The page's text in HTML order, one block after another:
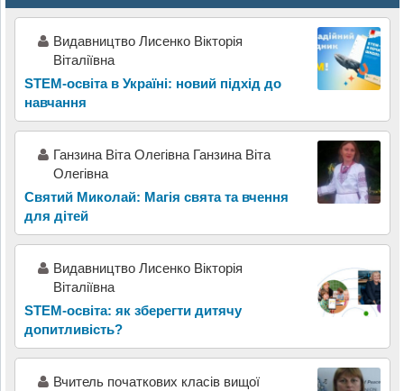
Видавництво Лисенко Вікторія
Віталіївна
STEM-освіта в Україні: новий підхід до
навчання
Ганзина Віта Олегівна Ганзина Віта
Олегівна
Святий Миколай: Магія свята та вчення
для дітей
Видавництво Лисенко Вікторія
Віталіївна
STEM-освіта: як зберегти дитячу
допитливість?
Вчитель початкових класів вищої